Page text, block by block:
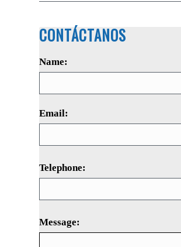
CONTÁCTANOS
Name:
Email:
Telephone:
Message: